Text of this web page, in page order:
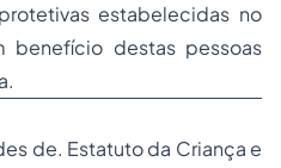
estabelecidas no
benefício destas pessoas
de. Estatuto da Criança e